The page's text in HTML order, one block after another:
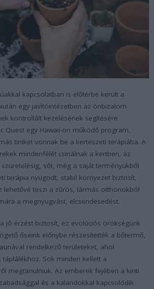
kapcsolatban is előtérbe került a
egy javítóintézetben az önbizalom
kontrollált kezelésének segítésére
Quest egy Hawaii-on működő program,
tiniket vonnak be a kertészeti terápiába. A
mindenfélét csinálnak a kertben, az
sőt, még a saját terményükből
terápia nyugodt, stabil környezet biztosít,
lehetővé teszi a zűrös, lármás otthonokból
a megnyugvást, elcsendesedést.
jó érzést biztosít, ez evolúciós örökségünk
őseink előnybe részesítették a bőtermő,
rendelkező területeket, ahol
Sok minden kellett a
megtanulniuk. Az emberek fejében a kinti
és a kalandokkal kapcsolódik